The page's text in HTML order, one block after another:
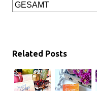
GESAMT
Related Posts